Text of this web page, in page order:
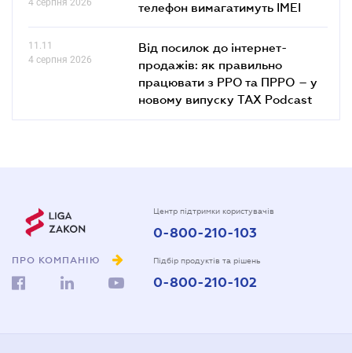
телефон вимагатимуть IMEI
11.11
4 серпня 2026
Від посилок до інтернет-
продажів: як правильно
працювати з РРО та ПРРО – у
новому випуску TAX Podcast
ПРО КОМПАНІЮ
Центр підтримки користувачів
0-800-210-103
Підбір продуктів та рішень
0-800-210-102